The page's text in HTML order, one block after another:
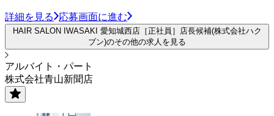
詳細を見る 応募画面に進む
HAIR SALON IWASAKI 愛知城西店［正社員］店長候補(株式会社ハク
ブン)のその他の求人を見る
アルバイト・パート
株式会社青山新聞店